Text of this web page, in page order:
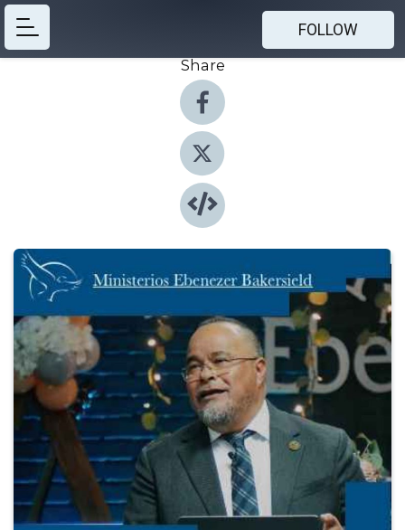
FOLLOW
Share